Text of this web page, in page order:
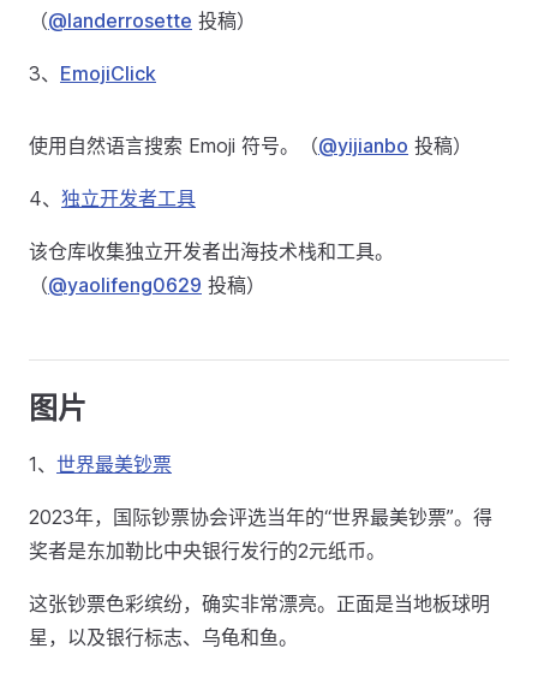
（@landerrosette 投稿）
3、 EmojiClick
使用自然语言搜索 Emoji 符号。（@yijianbo 投稿）
4、 独立开发者工具
该仓库收集独立开发者出海技术栈和工具。
（@yaolifeng0629 投稿）
图片
1、 世界最美钞票
2023年，国际钞票协会评选当年的“世界最美钞票”。得
奖者是东加勒比中央银行发行的2元纸币。
这张钞票色彩缤纷，确实非常漂亮。正面是当地板球明
星，以及银行标志、乌龟和鱼。